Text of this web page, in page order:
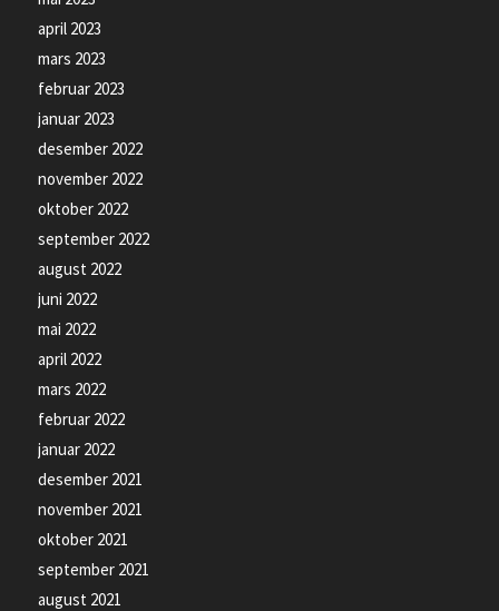
april 2023
mars 2023
februar 2023
januar 2023
desember 2022
november 2022
oktober 2022
september 2022
august 2022
juni 2022
mai 2022
april 2022
mars 2022
februar 2022
januar 2022
desember 2021
november 2021
oktober 2021
september 2021
august 2021